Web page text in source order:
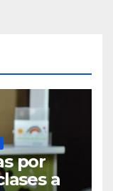
por
a